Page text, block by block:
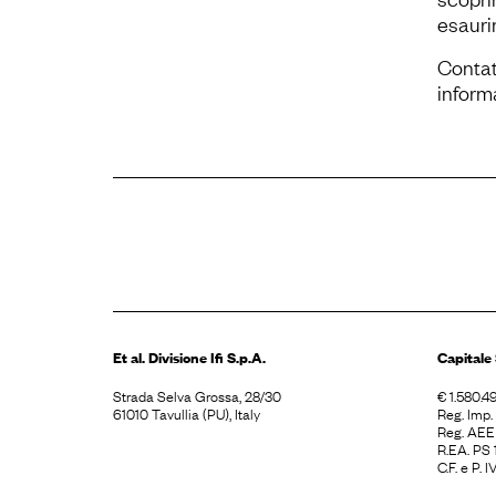
Et al. DivisioneIfi S.p.A.
Strada Selva Grossa, 28/30
61010 Tavullia (PU), Italy
Capitale
€
Reg.
Reg.
R.EA.
C.F. e P.